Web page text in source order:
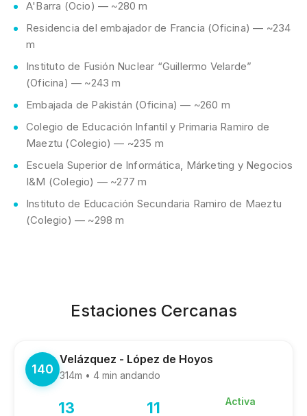
A'Barra (Ocio) — ~280 m
Residencia del embajador de Francia (Oficina) — ~234
m
Instituto de Fusión Nuclear “Guillermo Velarde”
(Oficina) — ~243 m
Embajada de Pakistán (Oficina) — ~260 m
Colegio de Educación Infantil y Primaria Ramiro de
Maeztu (Colegio) — ~235 m
Escuela Superior de Informática, Márketing y Negocios
I&M (Colegio) — ~277 m
Instituto de Educación Secundaria Ramiro de Maeztu
(Colegio) — ~298 m
Estaciones Cercanas
140
Velázquez - López de Hoyos
314m • 4 min andando
13 11 Activa